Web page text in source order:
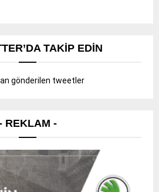
TAKIP EDIN
gönderilen tweetler
REKLAM -